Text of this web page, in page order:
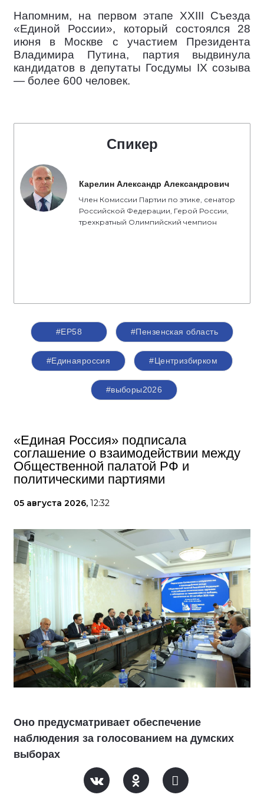
Напомним, на первом этапе XXIII Съезда
«Единой России», который состоялся 28
июня в Москве с участием Президента
Владимира Путина, партия выдвинула
кандидатов в депутаты Госдумы IX созыва
— более 600 человек.
Спикер
Карелин Александр Александрович
Член Комиссии Партии по этике, сенатор
Российской Федерации, Герой России,
трехкратный Олимпийский чемпион
#ЕР58 #Пензенская область
#Единаяроссия #Центризбирком
#выборы2026
«Единая Россия» подписала
соглашение о взаимодействии между
Общественной палатой РФ и
политическими партиями
05 августа 2026, 12:32
Оно предусматривает обеспечение
наблюдения за голосованием на думских
выборах